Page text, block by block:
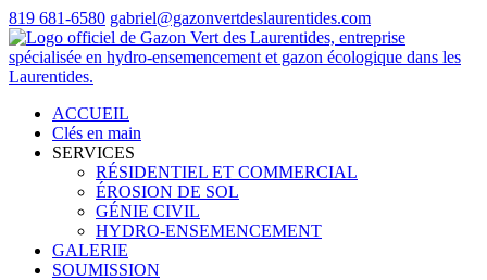
819 681-6580 gabriel@gazonvertdeslaurentides.com
ACCUEIL
Clés en main
SERVICES
RÉSIDENTIEL ET COMMERCIAL
ÉROSION DE SOL
GÉNIE CIVIL
HYDRO-ENSEMENCEMENT
GALERIE
SOUMISSION